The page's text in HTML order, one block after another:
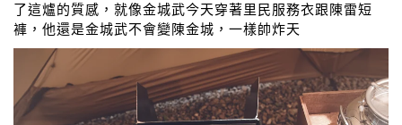
了這爐的質感，就像金城武今天穿著里民服務衣跟陳雷短
褲，他還是金城武不會變陳金城，一樣帥炸天